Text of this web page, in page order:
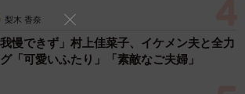
梨木 香奈
我慢できず」村上佳菜子、イケメン夫と全力
「可愛いふたり」「素敵なご夫婦」